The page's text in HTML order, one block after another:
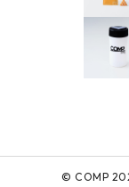
© COMP